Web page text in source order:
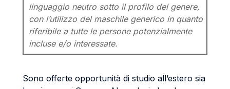
linguaggio neutro sotto il profilo del genere,
con l’utilizzo del maschile generico in quanto
riferibile a tutte le persone potenzialmente
incluse e/o interessate.
Sono offerte opportunità di studio all’estero sia